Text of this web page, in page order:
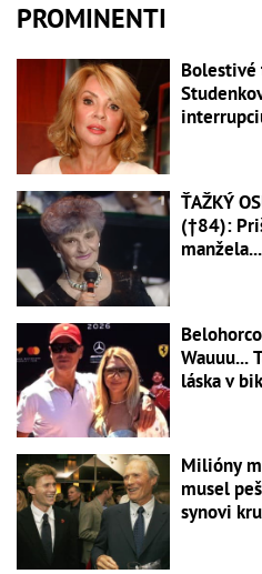
PROMINENTI
Bolestivé
ŤAŽKÝ
(†84):
Wauuu...
láska v
Milióny
musel
synovi